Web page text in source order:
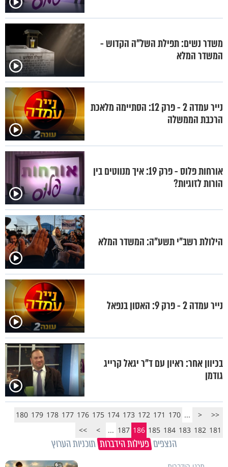
משדר נשים: תפילת השל"ה הקדוש -
המשדר המלא
נייר עמדה 2 - פרק 12: הסתיימה מלאכת
הרכבת הממשלה
אורחות פלוס - פרק 19: איך מנווטים בין
הורות לזוגיות?
הילולת רשב"י תשע"ה: המשדר המלא
נייר עמדה 2 - פרק 9: האסון בנפאל
בכיוון אחר: ראיון עם ד"ר יגאל קרייג
גודמן
<<
<
...
170
171
172
173
174
175
176
177
178
179
180
181
182
183
184
185
186
187
...
>
>>
הנצפים פעילות הידברות תוכניות הערוץ